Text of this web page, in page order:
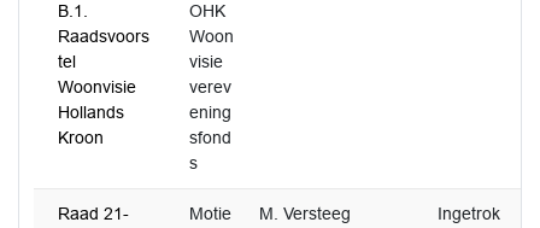
B.1.
Raadsvoors
tel
Woonvisie
Hollands
Kroon
OHK
Woon
visie
verev
ening
sfond
s
Raad 21-
Motie
M. Versteeg
Ingetrok